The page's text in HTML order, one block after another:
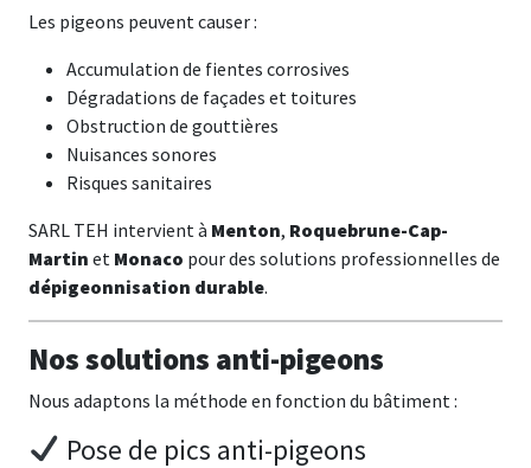
Les pigeons peuvent causer :
Accumulation de fientes corrosives
Dégradations de façades et toitures
Obstruction de gouttières
Nuisances sonores
Risques sanitaires
SARL TEH intervient à Menton, Roquebrune-Cap-
Martin et Monaco pour des solutions professionnelles de
dépigeonnisation durable.
Nos solutions anti-pigeons
Nous adaptons la méthode en fonction du bâtiment :
Pose de pics anti-pigeons